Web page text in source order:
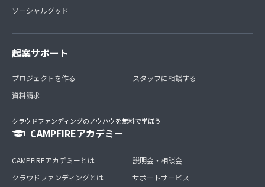
ソーシャルグッド
起案サポート
プロジェクトを作る
資料請求
スタッフに相談する
クラウドファンディングのノウハウを無料で学ぼう
CAMPFIREアカデミー
CAMPFIREアカデミーとは
クラウドファンディングとは
説明会・相談会
サポートサービス